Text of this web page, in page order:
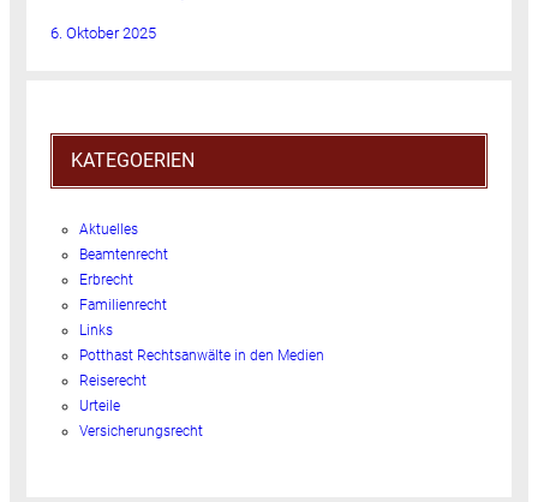
6. Oktober 2025
KATEGOERIEN
Aktuelles
Beamtenrecht
Erbrecht
Familienrecht
Links
Potthast Rechtsanwälte in den Medien
Reiserecht
Urteile
Versicherungsrecht